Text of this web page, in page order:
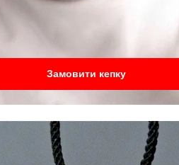
Замовити кепку